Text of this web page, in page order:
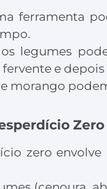
ferramenta
legumes
e
morango
zero